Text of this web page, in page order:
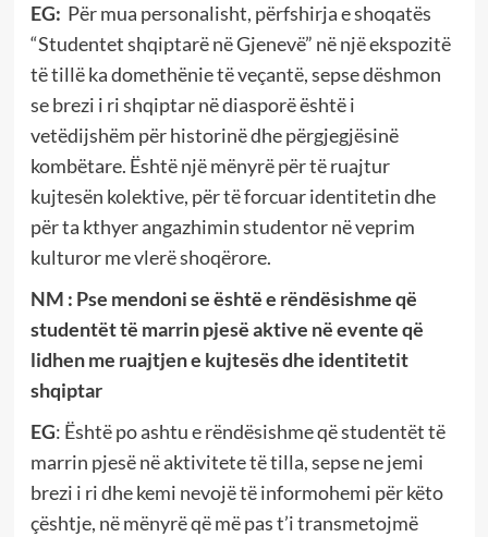
EG: Për mua personalisht, përfshirja e shoqatës
“Studentet shqiptarë në Gjenevë” në një ekspozitë
të tillë ka domethënie të veçantë, sepse dëshmon
se brezi i ri shqiptar në diasporë është i
vetëdijshëm për historinë dhe përgjegjësinë
kombëtare. Është një mënyrë për të ruajtur
kujtesën kolektive, për të forcuar identitetin dhe
për ta kthyer angazhimin studentor në veprim
kulturor me vlerë shoqërore.
NM : Pse mendoni se është e rëndësishme që
studentët të marrin pjesë aktive në evente që
lidhen me ruajtjen e kujtesës dhe identitetit
shqiptar
EG: Është po ashtu e rëndësishme që studentët të
marrin pjesë në aktivitete të tilla, sepse ne jemi
brezi i ri dhe kemi nevojë të informohemi për këto
çështje, në mënyrë që më pas t’i transmetojmë